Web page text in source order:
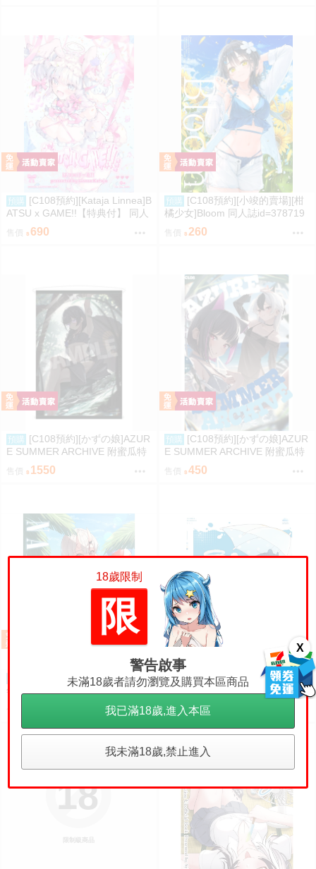
X
預購
[C108預約][Kataja Linnea]B
ATSU x GAME!!【特典付】 同人
誌id=3787280
690
預購
[C108預約][小竣的賣場][柑
橘少女]Bloom 同人誌id=378719
260
預購
[C108預約][かずの娘]AZUR
E SUMMER ARCHIVE 附蜜瓜特
典小卡+B2掛軸 蔚藍檔案 同人誌i
d=3726220
售價 1550
預購
[C108預約][かずの娘]AZUR
E SUMMER ARCHIVE 附蜜瓜特
典小卡 蔚藍檔案 同人誌id=3786
337
售價 450
【小河馬日本代購】預購 26
年09月 C108 Hololive NAKIRIU
M2 繪師:李神の落書き場
預購 【小河馬日本代購】預購 26
年09月 C108 Hololive Afterglow
繪師:カノチ
售價 500
限制級商品
18
18歲限制
限
警告啟事
未滿18歲者請勿瀏覽及購買本區商品
我已滿18歲,進入本區
我未滿18歲,禁止進入